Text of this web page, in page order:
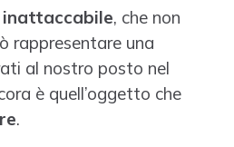
, che non
rappresentare una
al nostro posto nel
è quell’oggetto che
.